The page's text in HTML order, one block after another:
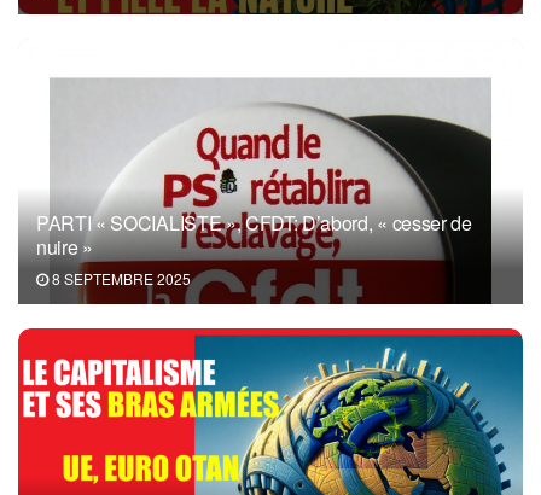
PARTI « SOCIALISTE », CFDT: D’abord, « cesser de
nuire »
8 SEPTEMBRE 2025